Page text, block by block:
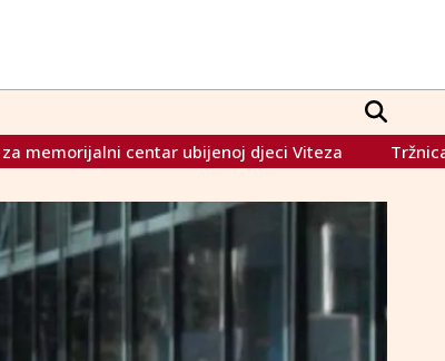
djeci Viteza Tržnica u Stocu obnovljena